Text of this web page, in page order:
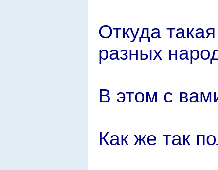
Откуда
разных
В этом с
Как же так